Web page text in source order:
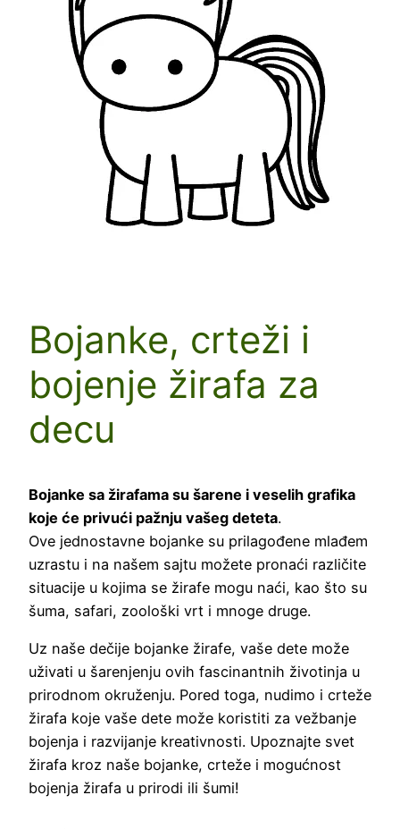
Bojanke, crteži i
bojenje žirafa za
decu
Bojanke sa žirafama su šarene i veselih grafika
koje će privući pažnju vašeg deteta.
Ove jednostavne bojanke su prilagođene mlađem
uzrastu i na našem sajtu možete pronaći različite
situacije u kojima se žirafe mogu naći, kao što su
šuma, safari, zoološki vrt i mnoge druge.
Uz naše dečije bojanke žirafe, vaše dete može
uživati u šarenjenju ovih fascinantnih životinja u
prirodnom okruženju. Pored toga, nudimo i crteže
žirafa koje vaše dete može koristiti za vežbanje
bojenja i razvijanje kreativnosti. Upoznajte svet
žirafa kroz naše bojanke, crteže i mogućnost
bojenja žirafa u prirodi ili šumi!